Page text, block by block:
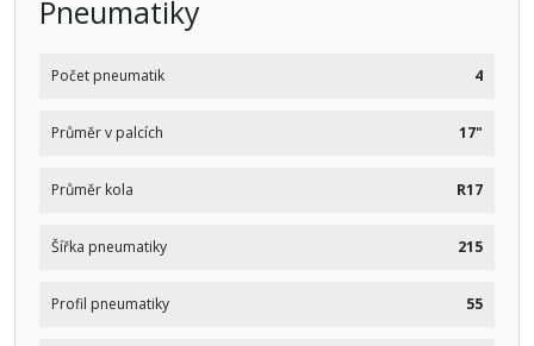
Pneumatiky
Počet pneumatik 4
Průměr v palcích 17"
Průměr kola R17
Šířka pneumatiky 215
Profil pneumatiky 55